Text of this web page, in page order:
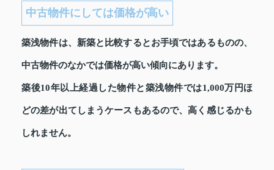
中古物件にしては価格が高い
築浅物件は、新築と比較するとお手頃ではあるものの、
中古物件のなかでは価格が高い傾向にあります。
築後10年以上経過した物件と築浅物件では1,000万円ほ
どの差が出てしまうケースもあるので、高く感じるかも
しれません。